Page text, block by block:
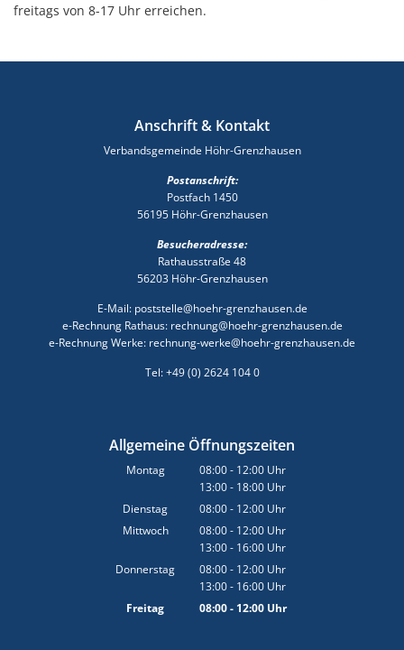
freitags von 8-17 Uhr erreichen.
Anschrift & Kontakt
Verbandsgemeinde Höhr-Grenzhausen
Postanschrift:
Postfach 1450
56195 Höhr-Grenzhausen
Besucheradresse:
Rathausstraße 48
56203 Höhr-Grenzhausen
E-Mail: poststelle@hoehr-grenzhausen.de
e-Rechnung Rathaus: rechnung@hoehr-grenzhausen.de
e-Rechnung Werke: rechnung-werke@hoehr-grenzhausen.de
Tel: +49 (0) 2624 104 0
Allgemeine Öffnungszeiten
Montag 08:00- 12:00 Uhr
Von 08:00 bis 12:00 Uhr
13:00- 18:00 Uhr
Von 13:00 bis 18:00 Uhr
Dienstag 08:00- 12:00 Uhr
Von 08:00 bis 12:00 Uhr
Mittwoch 08:00- 12:00 Uhr
Von 08:00 bis 12:00 Uhr
13:00- 16:00 Uhr
Von 13:00 bis 16:00 Uhr
Donnerstag 08:00- 12:00 Uhr
Von 08:00 bis 12:00 Uhr
13:00- 16:00 Uhr
Von 13:00 bis 16:00 Uhr
Freitag 08:00- 12:00Uhr